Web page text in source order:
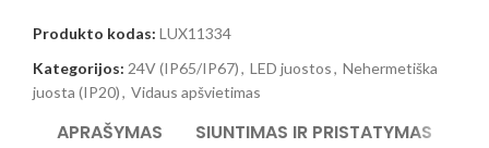
Produkto kodas: LUX11334
Kategorijos: 24V (IP65/IP67), LED juostos, Nehermetiška
juosta (IP20), Vidaus apšvietimas
APRAŠYMAS SIUNTIMAS IR PRISTATYMAS